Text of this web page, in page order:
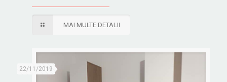
MAI MULTE DETALII
22/11/2019